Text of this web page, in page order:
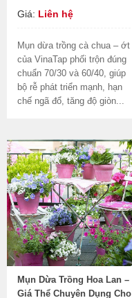
Giá: Liên hệ
Mụn dừa trồng cà chua – ớt
của VinaTap phối trộn đúng
chuẩn 70/30 và 60/40, giúp
bộ rễ phát triển mạnh, hạn
chế ngã đổ, tăng độ giòn...
Mụn Dừa Trồng Hoa Lan –
Giá Thể Chuyên Dụng Cho